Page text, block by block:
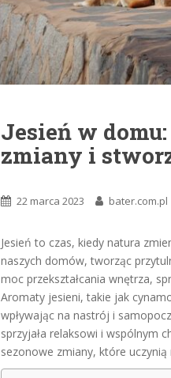
Jesień w
zmiany i
22 marca 2023 bater.com.pl
Jesień to czas, kiedy natura
naszych domów, tworząc
moc przekształcania wnętrza,
Aromaty jesieni, takie jak
wpływając na nastrój i
sprzyjała relaksowi i wspólnym
sezonowe zmiany, które